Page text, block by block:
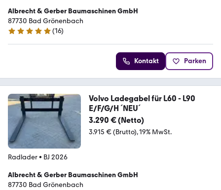
Albrecht & Gerber Baumaschinen GmbH
87730 Bad Grönenbach
5 Sterne
(16)
Kontakt Parken
Volvo Ladegabel für L60 - L90
E/F/G/H ´NEU´
3.290 € (Netto)
3.915 € (Brutto) 19% MwSt.
Radlader• BJ 2026
Albrecht & Gerber Baumaschinen GmbH
87730 Bad Grönenbach